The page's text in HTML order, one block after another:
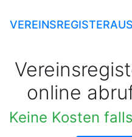
online